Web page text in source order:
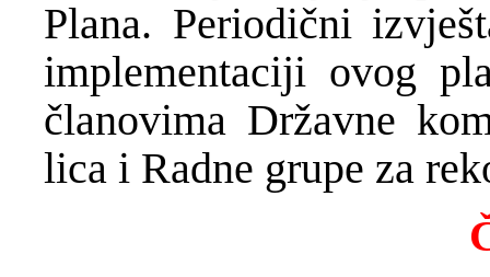
Plana. Periodični
implementaciji ovog
članovima Državne
lica i Radne grupe za